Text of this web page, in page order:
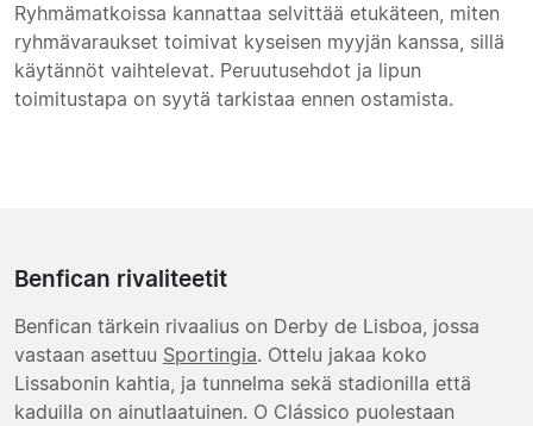
Ryhmämatkoissa kannattaa selvittää etukäteen, miten
ryhmävaraukset toimivat kyseisen myyjän kanssa, sillä
käytännöt vaihtelevat. Peruutusehdot ja lipun
toimitustapa on syytä tarkistaa ennen ostamista.
Benfican rivaliteetit
Benfican tärkein rivaalius on Derby de Lisboa, jossa
vastaan asettuu Sportingia. Ottelu jakaa koko
Lissabonin kahtia, ja tunnelma sekä stadionilla että
kaduilla on ainutlaatuinen. O Clássico puolestaan